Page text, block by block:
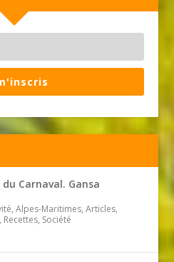
du Carnaval. Gansa
Alpes-Maritimes, Articles,
Société